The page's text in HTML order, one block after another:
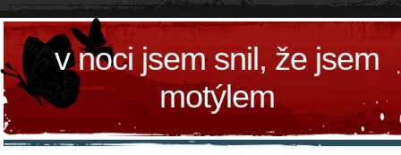
v noci jsem snil, že jsem
motýlem